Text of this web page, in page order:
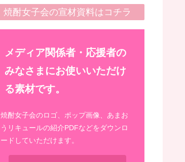
焼酎女子会の宣材資料はコチラ
メディア関係者・応援者の
みなさまにお使いいただけ
る素材です。
焼酎女子会のロゴ、ポップ画像、あまお
うリキュールの紹介PDFなどをダウンロ
ードしていただけます。